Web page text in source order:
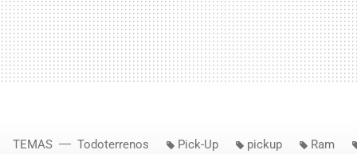
TEMAS Todoterrenos Pick-Up pickup Ram